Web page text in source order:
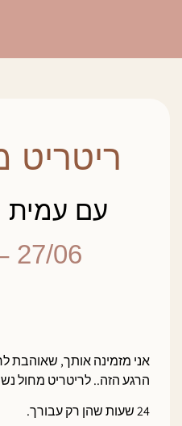
ריטריט
עם עמית
27/06
אני מזמינה אותך,
הרגע הזה.. לריטריט מחול
24 שעות שהן רק עבורך.